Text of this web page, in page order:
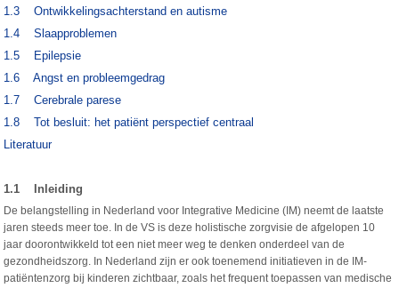
1.3 Ontwikkelingsachterstand en autisme
1.4 Slaapproblemen
1.5 Epilepsie
1.6 Angst en probleemgedrag
1.7 Cerebrale parese
1.8 Tot besluit: het patiënt perspectief centraal
Literatuur
1.1 Inleiding
De belangstelling in Nederland voor Integrative Medicine (IM) neemt de laatste
jaren steeds meer toe. In de VS is deze holistische zorgvisie de afgelopen 10
jaar doorontwikkeld tot een niet meer weg te denken onderdeel van de
gezondheidszorg. In Nederland zijn er ook toenemend initiatieven in de IM-
patiëntenzorg bij kinderen zichtbaar, zoals het frequent toepassen van medische